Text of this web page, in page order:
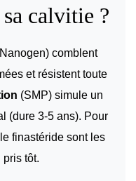
calvitie ?
comblent
et résistent toute
(SMP) simule un
(dure 3-5 ans). Pour
finastéride sont les
tôt.